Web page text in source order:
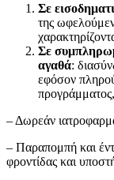
Σε
της
Σε
αγαθά:
εφόσον
– Δωρεάν
– Παραπομπή και
φροντίδας και